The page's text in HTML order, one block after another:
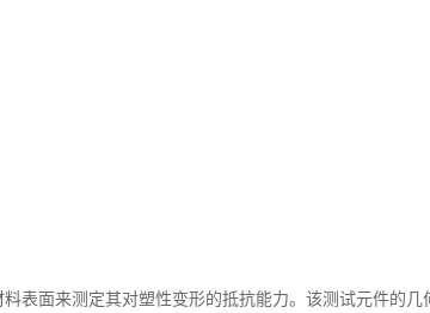
表面来测定其对塑性变形的抵抗能力。该测试元件的几